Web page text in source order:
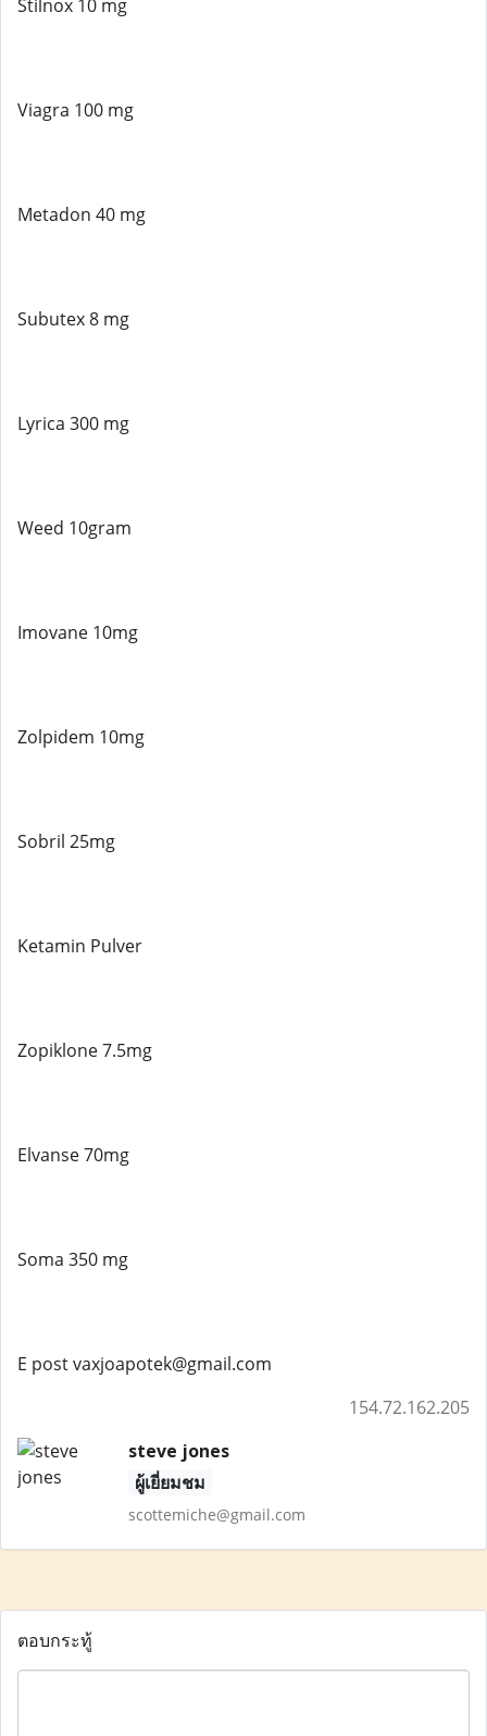
Stilnox 10 mg
Viagra 100 mg
Metadon 40 mg
Subutex 8 mg
Lyrica 300 mg
Weed 10gram
Imovane 10mg
Zolpidem 10mg
Sobril 25mg
Ketamin Pulver
Zopiklone 7.5mg
Elvanse 70mg
Soma 350 mg
E post vaxjoapotek@gmail.com
154.72.162.205
steve jones
ผู้เยี่ยมชม
scottemiche@gmail.com
ตอบกระทู้